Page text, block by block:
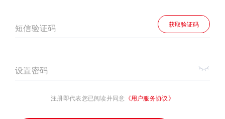
短信验证码 获取验证码
设置密码
注册即代表您已阅读并同意 《用户服务协议》